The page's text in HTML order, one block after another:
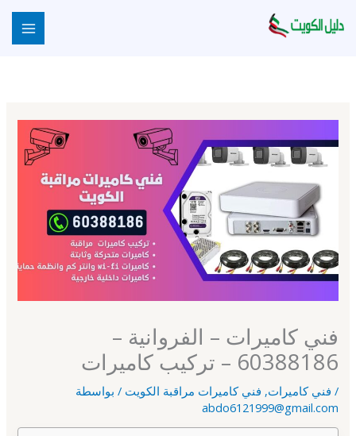
إلى
فني كاميرات – الفروانية –
60388186 – تركيب كاميرات
/ فني كاميرات, فني كاميرات مراقبة الكويت / بواسطة
abdo6121999@gmail.com